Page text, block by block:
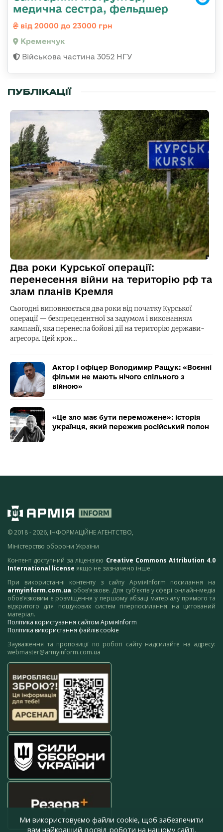
медична сестра, фельдшер
від 20000 до 23000 грн
Кременчук
Військова частина 3052 НГУ
ПУБЛІКАЦІЇ
Два роки Курської операції:
перенесення війни на територію рф та
злам планів Кремля
Сьогодні виповнюється два роки від початку Курської
операції — безпрецедентної за задумом і виконанням
кампанії, яка перенесла бойові дії на територію держави-
агресора. Цей крок…
Актор і офіцер Володимир Ращук: «Воєнні
фільми не мають нічого спільного з
війною»
«Це зло має бути переможене»: історія
українця, який пережив російський полон
© 2018 - 2026, ІНФОРМАЦІЙНЕ АГЕНТСТВО,
Міністерство оборони України
Контент доступний за ліцензією Creative Commons Attribution 4.0
International license якщо не зазначено інше.
При використанні контенту з сайту АрміяInform посилання на
armyinform.com.ua обов’язкове. Для суб’єктів у сфері онлайн-медіа
обов’язковим є розміщення у першому абзаці матеріалу прямого та
відкритого для пошукових систем гіперпосилання на цитований
матеріал.
Політика користування сайтом АрміяInform
Політика використання файлів cookie
Зауваження та пропозиції по роботі сайту надсилайте на адресу:
webmaster@armyinform.com.ua
Ми використовуємо файли cookie, щоб забезпечити
вам найкращий досвід роботи на нашому сайті.